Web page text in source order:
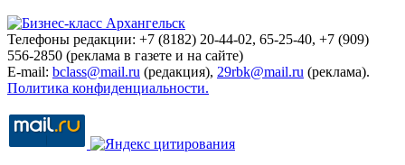
Телефоны редакции: +7 (8182) 20-44-02, 65-25-40, +7 (909)
556-2850 (реклама в газете и на сайте)
E-mail: bclass@mail.ru (редакция), 29rbk@mail.ru (реклама).
Политика конфиденциальности.